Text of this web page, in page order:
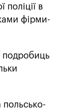
поліції в
фірми-
подробиць
польсько-